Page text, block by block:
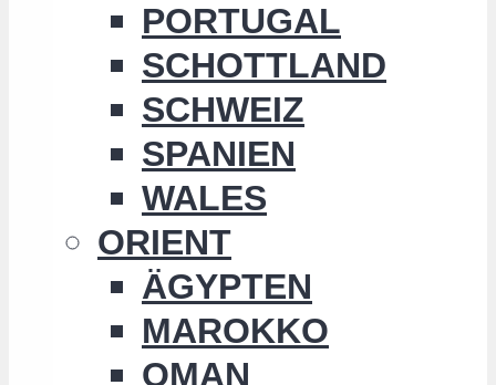
PORTUGAL
SCHOTTLAND
SCHWEIZ
SPANIEN
WALES
ORIENT
ÄGYPTEN
MAROKKO
OMAN